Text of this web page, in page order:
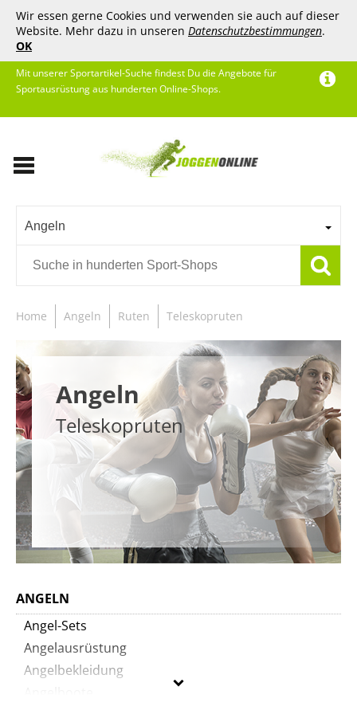
Wir essen gerne Cookies und verwenden sie auch auf dieser
Website. Mehr dazu in unseren Datenschutzbestimmungen.
OK
Mit unserer Sportartikel-Suche findest Du die Angebote für
Sportausrüstung aus hunderten Online-Shops.
Angeln
Home Angeln Ruten Teleskopruten
Angeln
Teleskopruten
ANGELN
Angel-Sets
Angelausrüstung
Angelbekleidung